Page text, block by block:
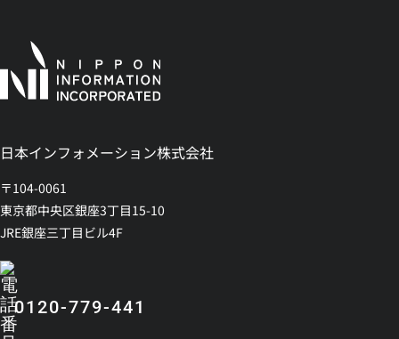
日本インフォメーション株式会社
〒104-0061
東京都中央区銀座3丁目15-10
JRE銀座三丁目ビル4F
0120-779-441